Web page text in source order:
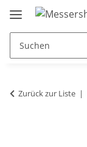
Zurück zur Liste